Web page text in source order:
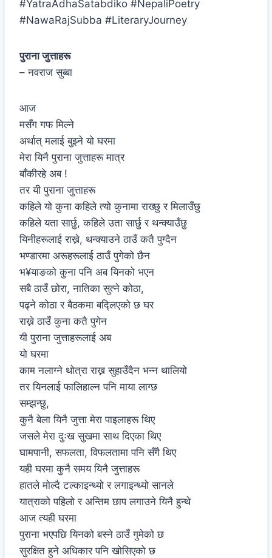
#YatraAdhaSatabdiko #NepaliPoetry
#NawaRajSubba #LiteraryJourney
पुराना जुत्ताहरू
– नवराज सुब्बा
आज
मसँग गफ मिल्ने
अर्थात् मलाई बुझ्ने यो घरमा
मेरा यिनै पुराना जुत्ताहरू मात्र
बाँकीरहे अब !
तर यी पुराना जुत्ताहरू
कहिले यो कुना कहिले त्यो कुनामा राख्छु र मिलाउँछु
कहिले यता सार्छु, कहिले उता सार्छु र थन्क्याउँछु
यिनीहरूलाई राख्ने, थन्क्याउने ठाउँ कतै पुग्दैन
भण्डारमा अरूहरूलाई ठाउँ पुगेको छैन
भ¥याङको कुना पनि अब यिनको भएन
सबै ठाउँ छोरा, नातिका सुत्ने कोठा,
पढ्ने कोठा र बैठकमा बद्लिएको छ घर
राख्ने ठाउँ कुना कतै पुगेन
यी पुराना जुत्ताहरूलाई अब
यो घरमा
काम नलाग्ने थोत्रा राख्न सुहाउँदैन भन्न थालियो
तर यिनलाई फालिहाल्न पनि माया लाग्छ
सम्झन्छु,
कुनै बेला यिनै जुत्ता मेरा पाइलाहरू थिए
जसले मेरा दुःख सुखमा साथ दिएका थिए
घामपानी, सफलता, विफलतामा पनि सँगै थिए
यही घरमा कुनै समय यिनै जुत्ताहरू
हातले मोल्दै टल्काइन्थ्यो र लगाइन्थ्यो सानले
यात्राको पहिलो र अन्तिम छाप लगाउने यिनै हुन्थे
आज त्यही घरमा
पुराना भएपछि यिनको बस्ने ठाउँ गुमेको छ
सुरक्षित हुने अधिकार पनि खोसिएको छ